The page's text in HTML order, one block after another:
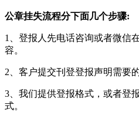
公章挂失流程分下面几个步骤:
1、登报人先电话咨询或者微信
容。
2、客户提交刊登登报声明需要的
3、我们提供登报格式，或者登
式。